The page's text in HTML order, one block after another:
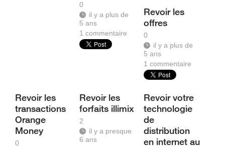
0
il y a plus de
5 ans
1commentaire
Revoir les
offres
0
il y a plus de
5 ans
1commentaire
Revoir les
transactions
Orange
Money
0
Revoir les
forfaits illimix
2
il y a presque
6 ans
Revoir votre
technologie
de
distribution
en internet au